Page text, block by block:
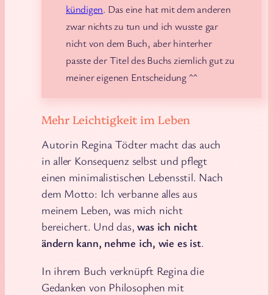
kündigen. Das eine hat mit dem anderen
zwar nichts zu tun und ich wusste gar
nicht von dem Buch, aber hinterher
passte der Titel des Buchs ziemlich gut zu
meiner eigenen Entscheidung ^^
Mehr Leichtigkeit im Leben
Autorin Regina Tödter macht das auch
in aller Konsequenz selbst und pflegt
einen minimalistischen Lebensstil. Nach
dem Motto: Ich verbanne alles aus
meinem Leben, was mich nicht
bereichert. Und das,was ich nicht
ändern kann, nehme ich, wie es ist.
In ihrem Buch verknüpft Regina die
Gedanken von Philosophen mit